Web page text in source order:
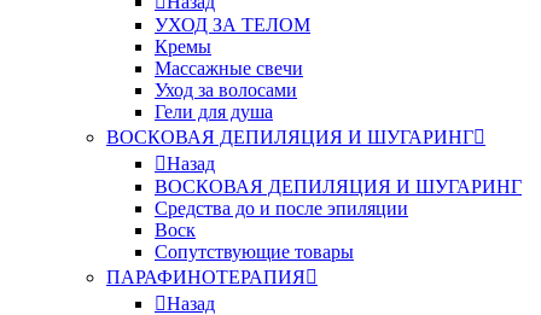
УХОД ЗА ТЕЛОМ
Кремы
Массажные свечи
Уход за волосами
Гели для душа
ВОСКОВАЯ ДЕПИЛЯЦИЯ И ШУГАРИНГ
Назад
ВОСКОВАЯ ДЕПИЛЯЦИЯ И ШУГАРИНГ
Средства до и после эпиляции
Воск
Сопутствующие товары
ПАРАФИНОТЕРАПИЯ
Назад